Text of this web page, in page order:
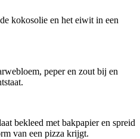
kokosolie en het eiwit in een
peper en zout bij en
bekleed met bakpapier en spreid
van een pizza krijgt.